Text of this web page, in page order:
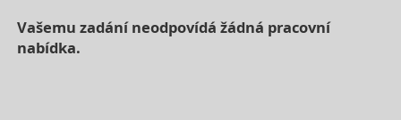
Vašemu zadání neodpovídá žádná pracovní
nabídka.